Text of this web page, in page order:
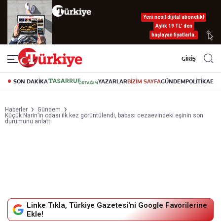
Yeni nesil dijital abonelik!
Aylık 19 TL’ den
başlayan fiyatlarla.
GİRİŞ
SON DAKİKA YAZARLARBİZİM SAYFAGÜNDEMPOLİTİKA
Haberler
Gündem
Küçük Narin’in odası ilk kez görüntülendi, babası cezaevindeki eşinin son
durumunu anlattı
Linke Tıkla, Türkiye Gazetesi'ni Google Favorilerine
Ekle!